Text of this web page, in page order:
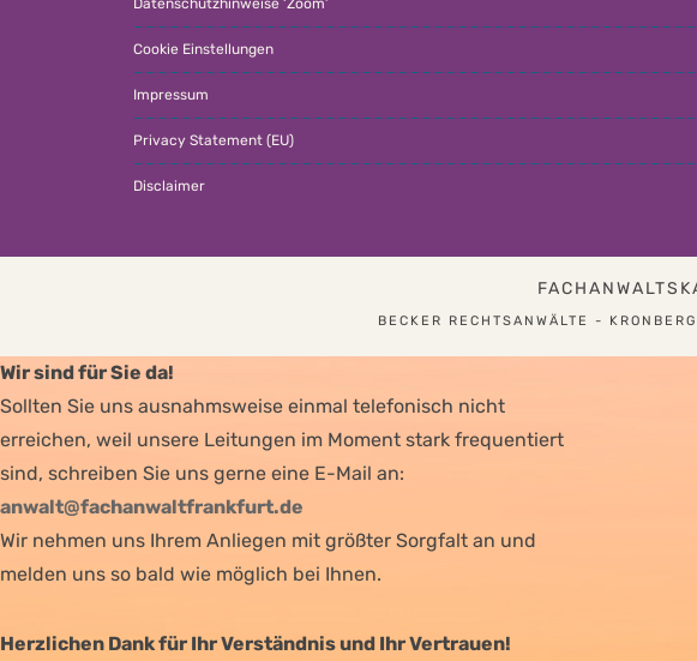
Cookie Einstellungen
Impressum
Privacy Statement (EU)
Disclaimer
BECKER RECHTSANWÄLTE -
Wir sind für Sie da!
Sollten Sie uns ausnahmsweise einmal telefonisch nicht
erreichen, weil unsere Leitungen im Moment stark frequentiert
sind, schreiben Sie uns gerne eine E-Mail an:
anwalt@fachanwaltfrankfurt.de
Wir nehmen uns Ihrem Anliegen mit größter Sorgfalt an und
melden uns so bald wie möglich bei Ihnen.
Herzlichen Dank für Ihr Verständnis und Ihr Vertrauen!